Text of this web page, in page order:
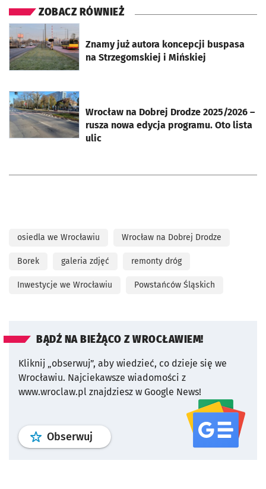
ZOBACZ RÓWNIEŻ
Znamy już autora koncepcji buspasa
na Strzegomskiej i Mińskiej
otworzy się w nowej karcie
Wrocław na Dobrej Drodze 2025/2026 –
rusza nowa edycja programu. Oto lista
ulic
otworzy się w nowej karcie
osiedla we Wrocławiu Wrocław na Dobrej Drodze
Borek galeria zdjęć remonty dróg
Inwestycje we Wrocławiu Powstańców Śląskich
BĄDŹ NA BIEŻĄCO Z WROCŁAWIEM!
Kliknij „obserwuj”, aby wiedzieć, co dzieje się we
Wrocławiu. Najciekawsze wiadomości z
www.wroclaw.pl znajdziesz w Google News!
Obserwuj profil serwisu